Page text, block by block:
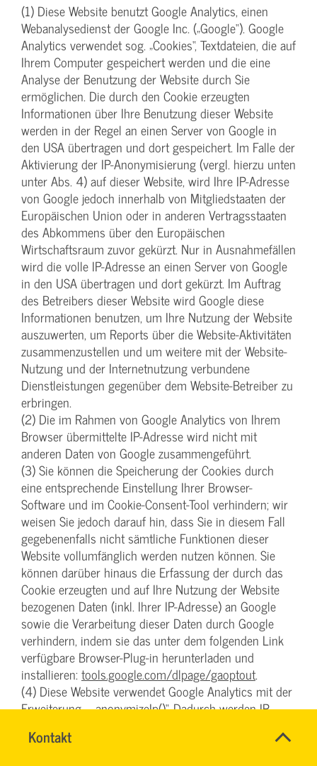
Kontakt
DENISE
Name*
(1) Diese Website benutzt Google Analytics, einen
Webanalysedienst der Google Inc. („Google“). Google
Analytics verwendet sog. „Cookies“, Textdateien, die auf
Ihrem Computer gespeichert werden und die eine
Analyse der Benutzung der Website durch Sie
ermöglichen. Die durch den Cookie erzeugten
Informationen über Ihre Benutzung dieser Website
werden in der Regel an einen Server von Google in
den USA übertragen und dort gespeichert. Im Falle der
Aktivierung der IP-Anonymisierung (vergl. hierzu unten
unter Abs. 4) auf dieser Website, wird Ihre IP-Adresse
von Google jedoch innerhalb von Mitgliedstaaten der
Europäischen Union oder in anderen Vertragsstaaten
des Abkommens über den Europäischen
Wirtschaftsraum zuvor gekürzt. Nur in Ausnahmefällen
wird die volle IP-Adresse an einen Server von Google
in den USA übertragen und dort gekürzt. Im Auftrag
des Betreibers dieser Website wird Google diese
Informationen benutzen, um Ihre Nutzung der Website
auszuwerten, um Reports über die Website-Aktivitäten
zusammenzustellen und um weitere mit der Website-
Nutzung und der Internetnutzung verbundene
Dienstleistungen gegenüber dem Website-Betreiber zu
erbringen.
(2) Die im Rahmen von Google Analytics von Ihrem
Browser übermittelte IP-Adresse wird nicht mit
anderen Daten von Google zusammengeführt.
(3) Sie können die Speicherung der Cookies durch
eine entsprechende Einstellung Ihrer Browser-
Software und im Cookie-Consent-Tool verhindern; wir
weisen Sie jedoch darauf hin, dass Sie in diesem Fall
gegebenenfalls nicht sämtliche Funktionen dieser
Website vollumfänglich werden nutzen können. Sie
können darüber hinaus die Erfassung der durch das
Cookie erzeugten und auf Ihre Nutzung der Website
bezogenen Daten (inkl. Ihrer IP-Adresse) an Google
sowie die Verarbeitung dieser Daten durch Google
verhindern, indem sie das unter dem folgenden Link
verfügbare Browser-Plug-in herunterladen und
installieren: tools.google.com/dlpage/gaoptout.
(4) Diese Website verwendet Google Analytics mit der
Erweiterung „_anonymizeIp()“. Dadurch werden IP-
Personenbeziehbarkeit kann damit ausgeschlossen